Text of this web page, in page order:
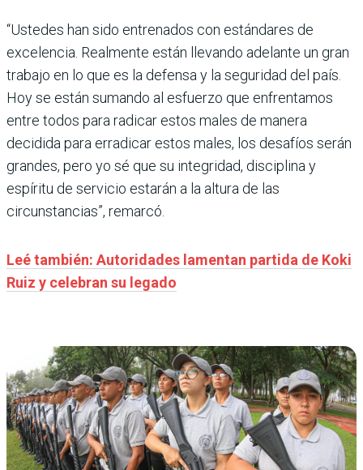
“Ustedes han sido entrenados con estándares de
excelencia. Realmente están llevando adelante un gran
trabajo en lo que es la defensa y la seguridad del país.
Hoy se están sumando al esfuerzo que enfrentamos
entre todos para radicar estos males de manera
decidida para erradicar estos males, los desafíos serán
grandes, pero yo sé que su integridad, disciplina y
espíritu de servicio estarán a la altura de las
circunstancias”, remarcó.
Leé también: Autoridades lamentan partida de Koki
Ruiz y celebran su legado